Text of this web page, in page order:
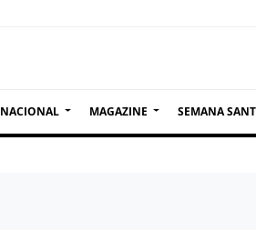
MAGAZINE SEMANA